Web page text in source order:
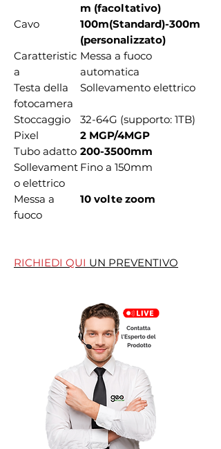
m (facoltativo)
Cavo
100m(Standard)-300m
(personalizzato)
Caratteristic
a
Messa a fuoco
automatica
Testa della
fotocamera
Sollevamento elettrico
Stoccaggio
32-64G (supporto: 1TB)
Pixel
2 MGP/4MGP
Tubo adatto 200-3500mm
Sollevament
o elettrico
Fino a 150mm
Messa a
fuoco
10 volte zoom
RICHIEDI QUI UN PREVENTIVO